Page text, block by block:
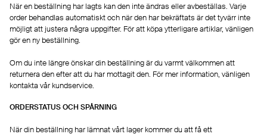
När en beställning har lagts kan den inte ändras eller avbeställas. Varje
order behandlas automatiskt och när den har bekräftats är det tyvärr inte
möjligt att justera några uppgifter. För att köpa ytterligare artiklar, vänligen
gör en ny beställning.
Om du inte längre önskar din beställning är du varmt välkommen att
returnera den efter att du har mottagit den. För mer information, vänligen
kontakta vår kundservice.
ORDERSTATUS OCH SPÅRNING
När din beställning har lämnat vårt lager kommer du att få ett